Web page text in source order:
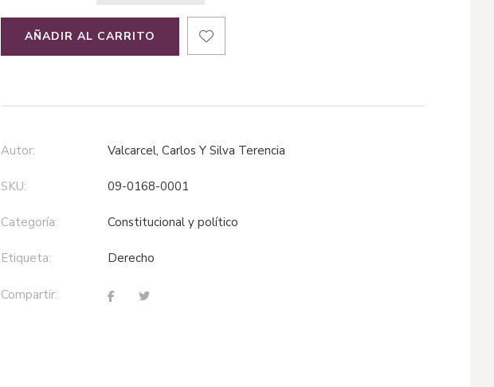
AÑADIR AL CARRITO
Autor: Valcarcel, Carlos Y Silva Terencia
SKU: 09-0168-0001
Categoría: constitucional y político
Etiqueta: derecho
Compartir: